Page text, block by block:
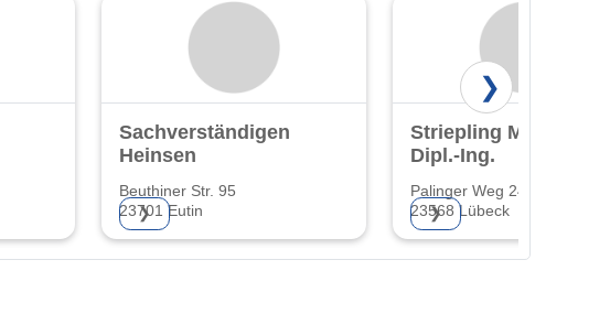
Sachverständigenbüro
Heinsen
Beuthiner Str. 95
23701 Eutin
❯
Striepling Michael
Dipl.-Ing.
Palinger Weg 24
23568 Lübeck
❯
❯